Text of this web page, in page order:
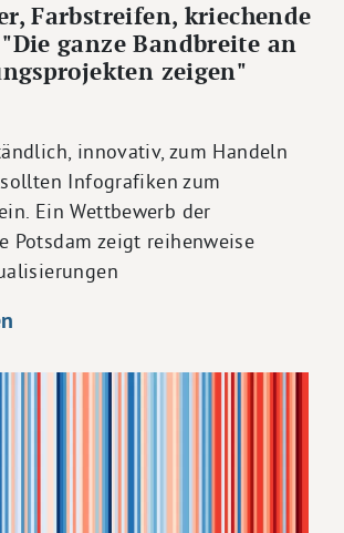
Farbstreifen, kriechende
ganze Bandbreite an
zeigen"
innovativ, zum Handeln
Infografiken zum
Ein Wettbewerb der
Potsdam zeigt reihenweise